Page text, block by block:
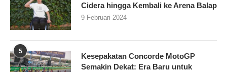
Cidera hingga Kembali ke Arena Balap
9 Februari 2024
5
Kesepakatan Concorde MotoGP
Semakin Dekat: Era Baru untuk